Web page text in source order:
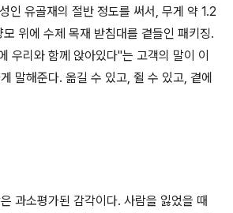
인 유골재의 절반 정도를 써서, 무게 약 1.2
위에 수제 목재 받침대를 곁들인 패키징.
우리와 함께 앉아있다"는 고객의 말이 이
말해준다. 옮길 수 있고, 쥘 수 있고, 곁에
과소평가된 감각이다. 사람을 잃었을 때